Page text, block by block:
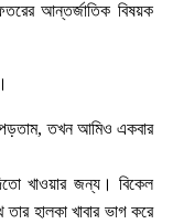
আন্তর্জাতিক বিষয়ক
পড়তাম, তখন আমিও একবার
খাওয়ার জন্য। বিকেল
হালকা খাবার ভাগ করে